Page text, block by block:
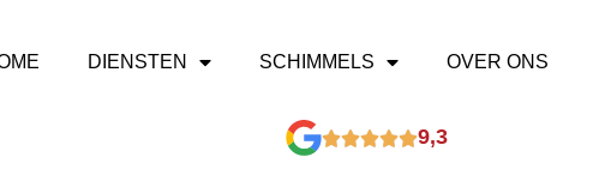
DIENSTEN SCHIMMELS OVER ONS
9,3